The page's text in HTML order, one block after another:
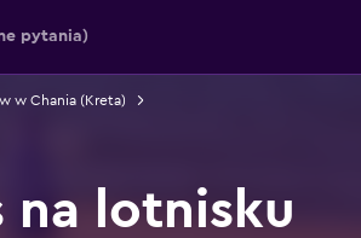
pytania)
w Chania (Kreta)
na lotnisku